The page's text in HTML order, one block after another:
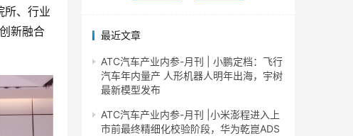
所、行业
新融合
最近文章
ATC汽车产业内参-月刊 | 小鹏定档：飞行
汽车年内量产 人形机器人明年出海，宇树
最新模型发布
ATC汽车产业内参-月刊 |小米澎程进入上
市前最终精细化校验阶段，华为乾崑ADS